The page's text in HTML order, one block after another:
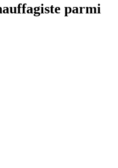
parmi